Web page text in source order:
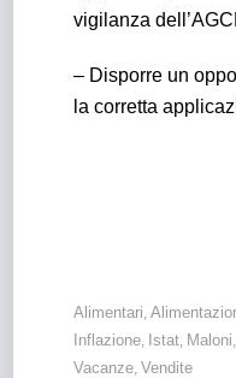
vigilanza
– Disporre un
la corretta
Alimentari,
Inflazione, Istat, Maloni,
Vacanze, Vendite